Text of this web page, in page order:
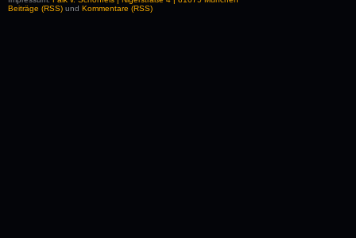
Beiträge (RSS) und Kommentare (RSS)